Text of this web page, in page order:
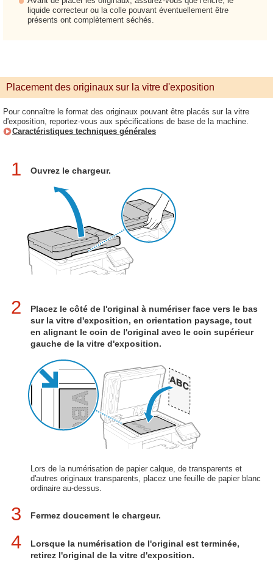
liquide correcteur ou la colle pouvant éventuellement être
présents ont complètement séchés.
Placement des originaux sur la vitre d'exposition
Pour connaître le format des originaux pouvant être placés sur la vitre
d'exposition, reportez-vous aux spécifications de base de la machine.
Caractéristiques techniques générales
1 Ouvrez le chargeur.
2
Placez le côté de l'original à numériser face vers le bas
sur la vitre d'exposition, en orientation paysage, tout
en alignant le coin de l'original avec le coin supérieur
gauche de la vitre d'exposition.
Lors de la numérisation de papier calque, de transparents et
d'autres originaux transparents, placez une feuille de papier blanc
ordinaire au-dessus.
3 Fermez doucement le chargeur.
4
Lorsque la numérisation de l'original est terminée,
retirez l'original de la vitre d'exposition.